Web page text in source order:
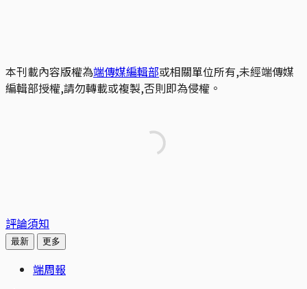
本刊載內容版權為端傳媒編輯部或相關單位所有,未經端傳媒
編輯部授權,請勿轉載或複製,否則即為侵權。
評論須知
最新 更多
端周報